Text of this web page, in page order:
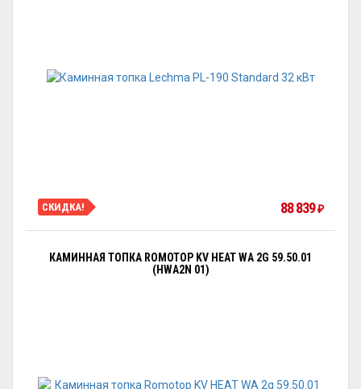
СКИДКА! 88 839 ₽
КАМИННАЯ ТОПКА ROMOTOP KV HEAT WA 2G 59.50.01
(HWA2N 01)